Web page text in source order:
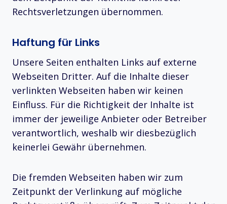
Rechtsverletzungen übernommen.
Haftung für Links
Unsere Seiten enthalten Links auf externe
Webseiten Dritter. Auf die Inhalte dieser
verlinkten Webseiten haben wir keinen
Einfluss. Für die Richtigkeit der Inhalte ist
immer der jeweilige Anbieter oder Betreiber
verantwortlich, weshalb wir diesbezüglich
keinerlei Gewähr übernehmen.
Die fremden Webseiten haben wir zum
Zeitpunkt der Verlinkung auf mögliche